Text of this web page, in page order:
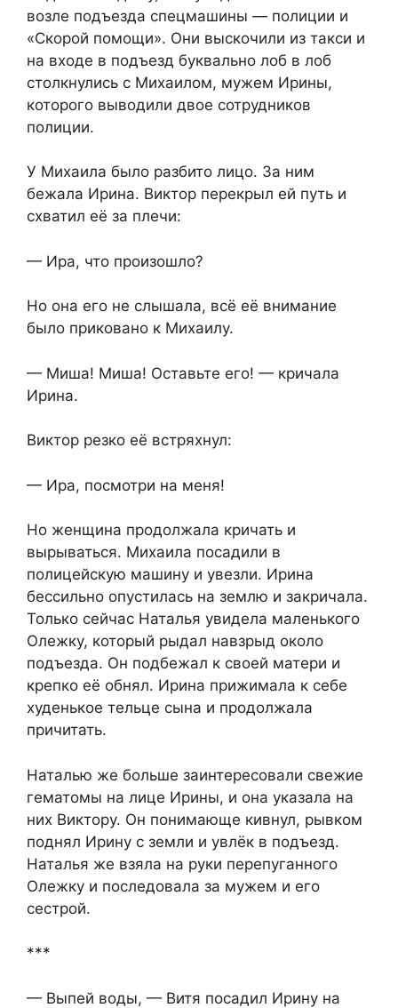
возле подъезда спецмашины — полиции и
«Скорой помощи». Они выскочили из такси и
на входе в подъезд буквально лоб в лоб
столкнулись с Михаилом, мужем Ирины,
которого выводили двое сотрудников
полиции.
У Михаила было разбито лицо. За ним
бежала Ирина. Виктор перекрыл ей путь и
схватил её за плечи:
— Ира, что произошло?
Но она его не слышала, всё её внимание
было приковано к Михаилу.
— Миша! Миша! Оставьте его! — кричала
Ирина.
Виктор резко её встряхнул:
— Ира, посмотри на меня!
Но женщина продолжала кричать и
вырываться. Михаила посадили в
полицейскую машину и увезли. Ирина
бессильно опустилась на землю и закричала.
Только сейчас Наталья увидела маленького
Олежку, который рыдал навзрыд около
подъезда. Он подбежал к своей матери и
крепко её обнял. Ирина прижимала к себе
худенькое тельце сына и продолжала
причитать.
Наталью же больше заинтересовали свежие
гематомы на лице Ирины, и она указала на
них Виктору. Он понимающе кивнул, рывком
поднял Ирину с земли и увлёк в подъезд.
Наталья же взяла на руки перепуганного
Олежку и последовала за мужем и его
сестрой.
***
— Выпей воды, — Витя посадил Ирину на